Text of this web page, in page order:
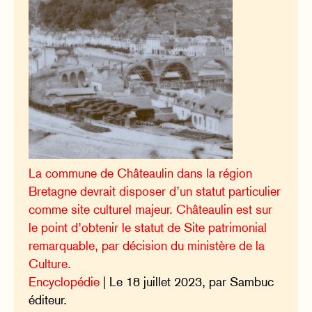
La commune de Châteaulin dans la région
Bretagne devrait disposer d’un statut particulier
comme site culturel majeur. Châteaulin est sur
le point d’obtenir le statut de Site patrimonial
remarquable, par décision du ministère de la
Culture.
Encyclopédie | Le 18 juillet 2023, par Sambuc
éditeur.